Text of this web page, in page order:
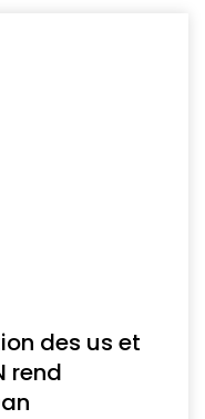
des us et
rend